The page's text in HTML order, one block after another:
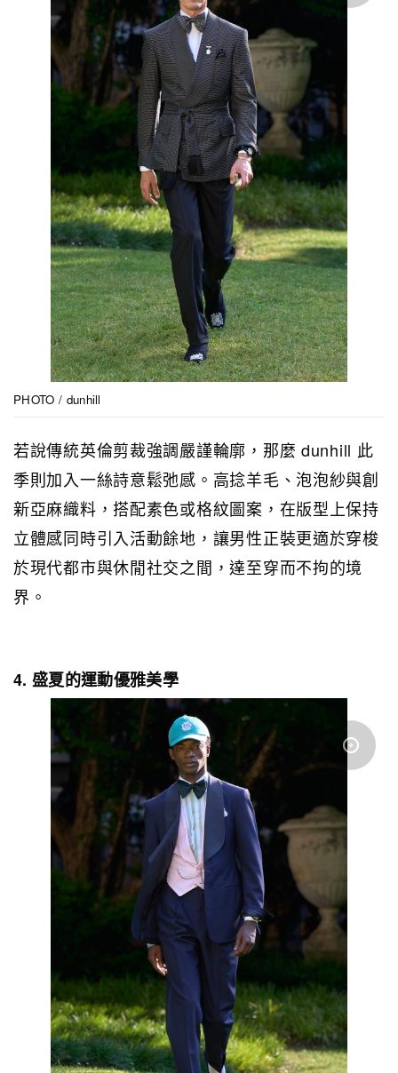
PHOTO / dunhill
若說傳統英倫剪裁強調嚴謹輪廓，那麼 dunhill 此
季則加入一絲詩意鬆弛感。高捻羊毛、泡泡紗與創
新亞麻織料，搭配素色或格紋圖案，在版型上保持
立體感同時引入活動餘地，讓男性正裝更適於穿梭
於現代都市與休閒社交之間，達至穿而不拘的境
界。
4. 盛夏的運動優雅美學